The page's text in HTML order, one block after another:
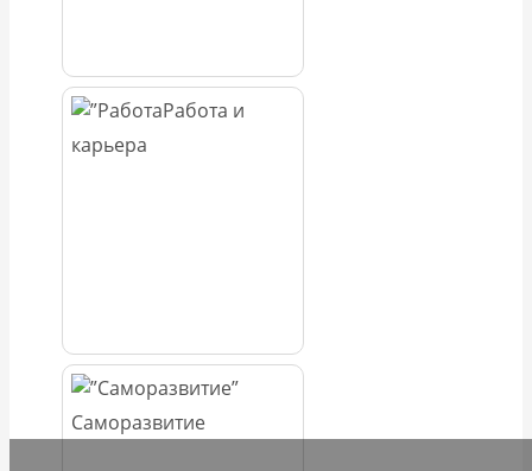
Работа и
карьера
Саморазвитие